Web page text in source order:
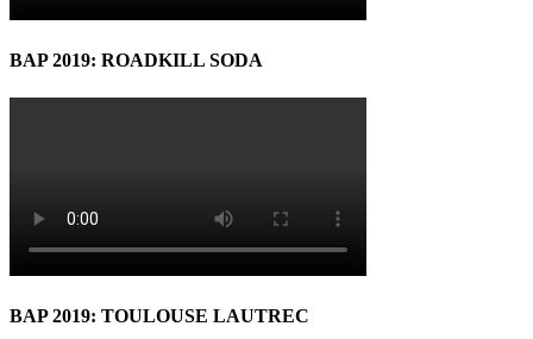
BAP 2019: ROADKILL SODA
BAP 2019: TOULOUSE LAUTREC